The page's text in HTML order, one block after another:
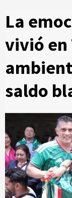
La
vivió en
saldo